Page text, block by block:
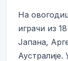
На
играчи из
Јапана,
Аустралије.